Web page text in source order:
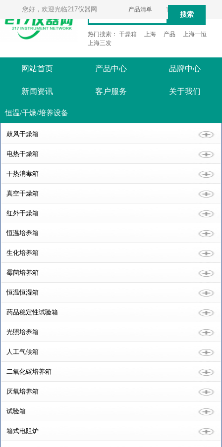
您好，欢迎光临217仪器网 官方微信
产品清单
搜索
热门搜索： 干燥箱 上海 产品
上海一恒
上海三发
网站首页 产品中心 品牌中心
新闻资讯 客户服务 关于我们
恒温/干燥/培养设备
鼓风干燥箱
电热干燥箱
干热消毒箱
真空干燥箱
红外干燥箱
恒温培养箱
生化培养箱
霉菌培养箱
恒温恒湿箱
药品稳定性试验箱
光照培养箱
人工气候箱
二氧化碳培养箱
厌氧培养箱
试验箱
箱式电阻炉